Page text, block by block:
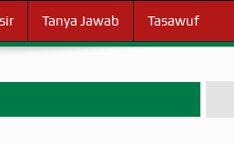
Tanya Jawab Tasawuf